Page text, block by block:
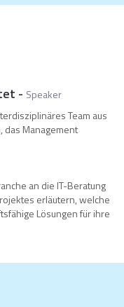
- Speaker
Team aus
das Management
an die IT-Beratung
erläutern, welche
Lösungen für ihre